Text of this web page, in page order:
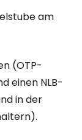
am
(OTP-
einen NLB-
in der